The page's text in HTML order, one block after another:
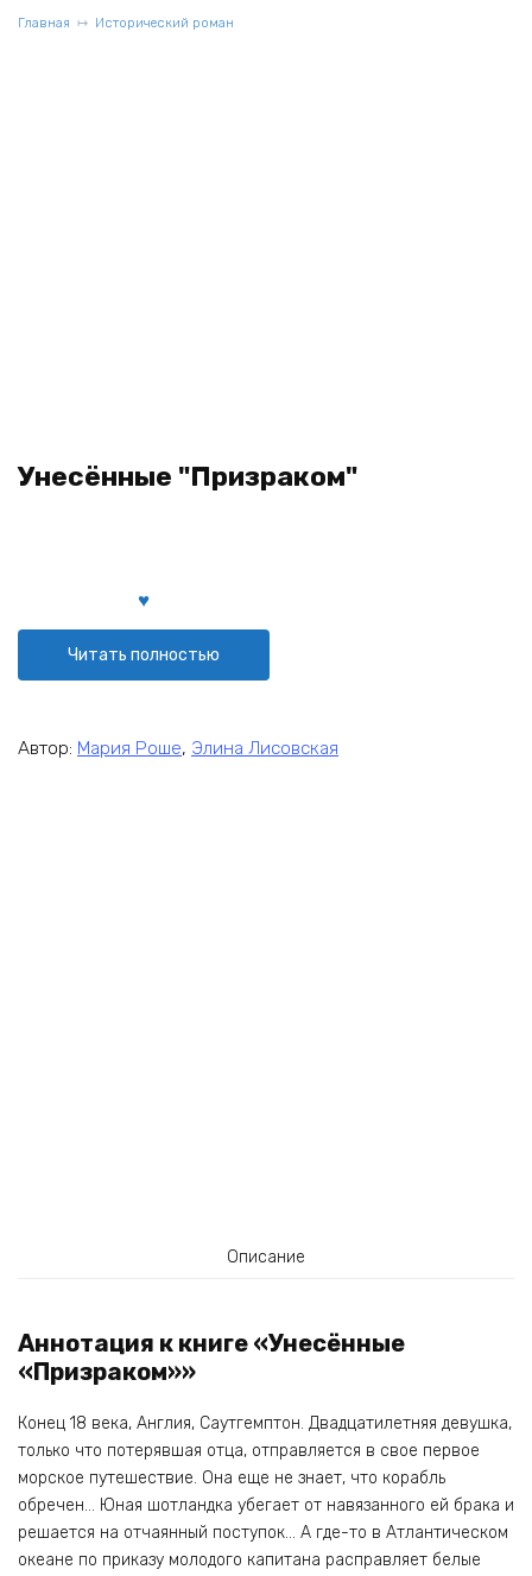
Главная Исторический роман
Унесённые "Призраком"
Читать полностью
Автор: Мария Роше, Элина Лисовская
Описание
Аннотация к книге «Унесённые
«Призраком»»
Конец 18 века, Англия, Саутгемптон. Двадцатилетняя девушка,
только что потерявшая отца, отправляется в свое первое
морское путешествие. Она еще не знает, что корабль
обречен… Юная шотландка убегает от навязанного ей брака и
решается на отчаянный поступок… А где-то в Атлантическом
океане по приказу молодого капитана расправляет белые